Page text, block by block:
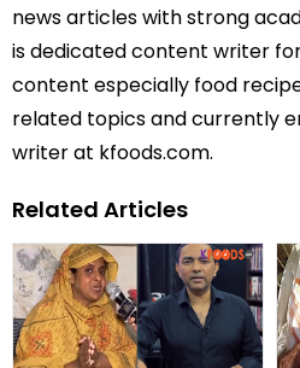
news articles with strong
is dedicated content writer
content especially food
related topics and currently
writer at kfoods.com.
Related Articles